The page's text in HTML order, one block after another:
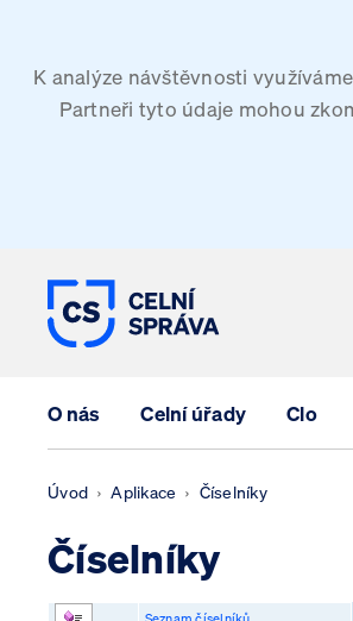
K analýze návštěvnosti
Partneři tyto údaje mohou
O nás Celní úřady Clo
Úvod Aplikace Číselníky
Číselníky